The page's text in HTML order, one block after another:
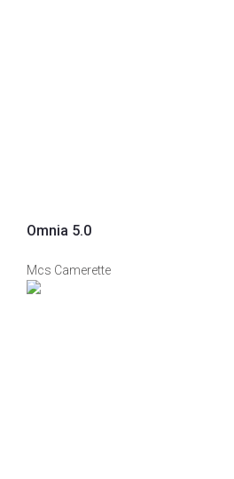
Omnia 5.0
Mcs Camerette